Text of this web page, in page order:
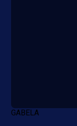
GABELA